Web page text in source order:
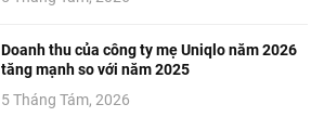
Doanh thu của công ty mẹ Uniqlo năm 2026
tăng mạnh so với năm 2025
5 Tháng Tám, 2026